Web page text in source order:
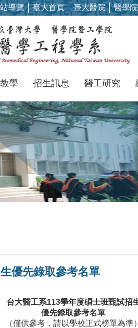
導覽 臺大首頁 臺大醫院 醫學院
學 招生訊息 醫工研究
優先錄取參考名單
台大醫工系113學年度碩士班甄試招
優先錄取參考名單
（僅供參考，請以學校正式榜單為準